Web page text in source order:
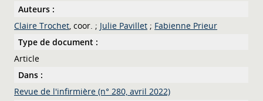
Auteurs :
Claire Trochet
, coor. ; Julie Pavillet ; Fabienne Prieur
Type de document :
Article
Dans :
Revue de l'infirmière (n° 280, avril 2022)